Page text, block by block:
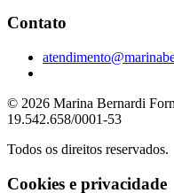
Contato
© 2026 Marina Bernardi
19.542.658/0001-53
Todos os direitos reservados.
Cookies e privacidade